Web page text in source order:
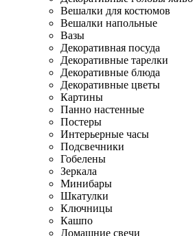
Вешалки для костюмов
Вешалки напольные
Вазы
Декоративная посуда
Декоративные тарелки
Декоративные блюда
Декоративные цветы
Картины
Панно настенные
Постеры
Интерьерные часы
Подсвечники
Гобелены
Зеркала
Минибары
Шкатулки
Ключницы
Кашпо
Домашние свечи